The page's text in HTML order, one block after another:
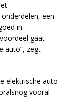
een
in
gaat
auto”, zegt
elektrische auto
vooral